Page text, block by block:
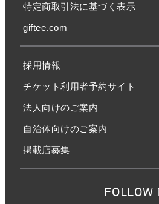
特定商取引法に基づく表示
giftee.com
採用情報
チケット利用者予約サイト
法人向けのご案内
自治体向けのご案内
掲載店募集
FOLLOW